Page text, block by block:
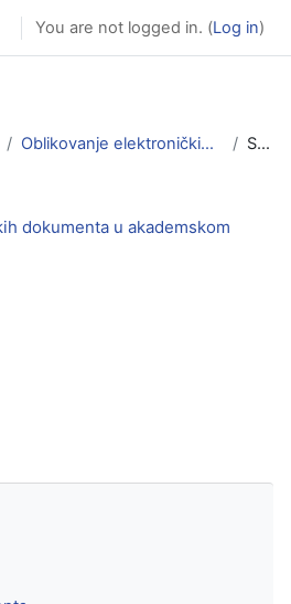
You are not logged in. (Log in)
Oblikovanje elektroničkih dokumenta u akademskom o... Summary
dokumenta u akademskom